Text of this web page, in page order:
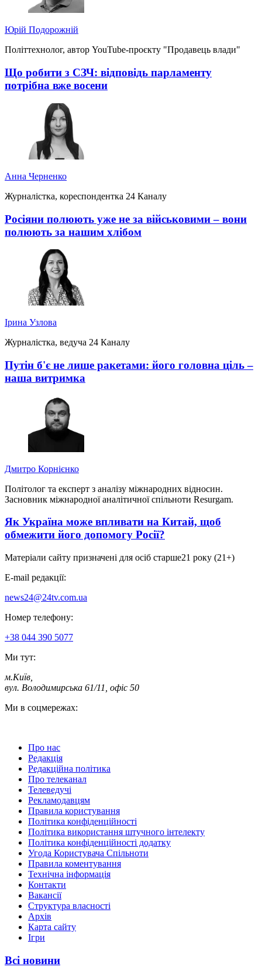
Юрій Подорожній
Політтехнолог, автор YouTube-проєкту "Продавець влади"
Що робити з СЗЧ: відповідь парламенту
потрібна вже восени
Анна Черненко
Журналістка, кореспондентка 24 Каналу
Росіяни полюють уже не за військовими – вони
полюють за нашим хлібом
Ірина Узлова
Журналістка, ведуча 24 Каналу
Путін б'є не лише ракетами: його головна ціль –
наша витримка
Дмитро Корнієнко
Політолог та експерт з аналізу міжнародних відносин.
Засновник міжнародної аналітичної спільноти Resurgam.
Як Україна може впливати на Китай, щоб
обмежити його допомогу Росії?
Матеріали сайту призначені для осіб старше21 року (21+)
E-mail редакції:
news24@24tv.com.ua
Номер телефону:
+38 044 390 5077
Ми тут:
м.Київ
вул. Володимирська 61/11, офіс 50
Ми в соцмережах:
Про нас
Редакція
Редакційна політика
Про телеканал
Телеведучі
Рекламодавцям
Правила користування
Політика конфіденційності
Політика використання штучного інтелекту
Політика конфіденційності додатку
Угода Користувача Спільноти
Правила коментування
Технічна інформація
Контакти
Вакансії
Структура власності
Архів
Карта сайту
Ігри
Всі новини